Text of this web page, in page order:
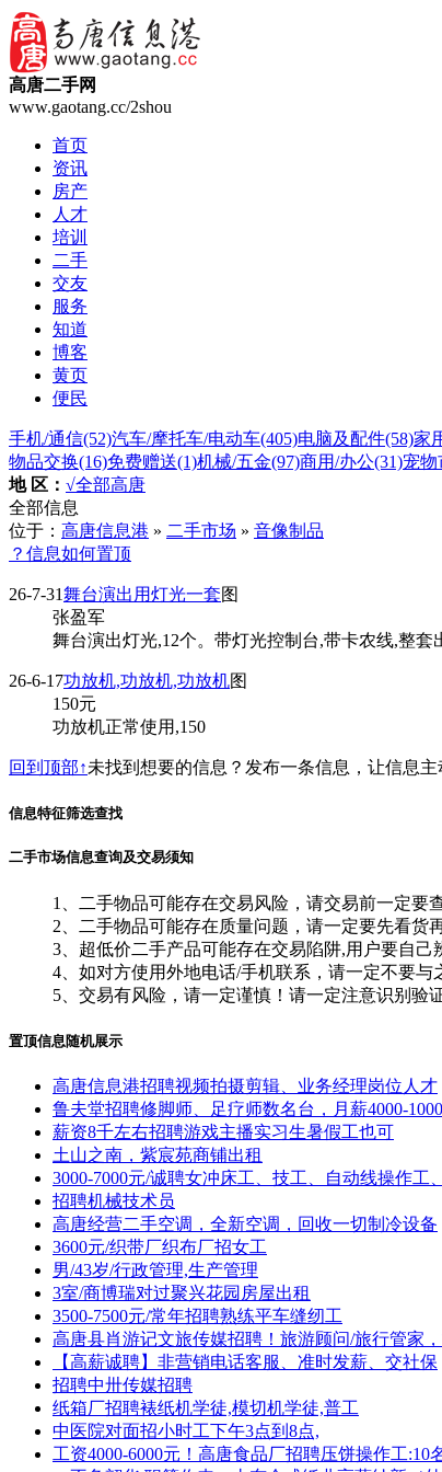
高唐二手网
www.gaotang.cc/2shou
首页
资讯
房产
人才
培训
二手
交友
服务
知道
博客
黄页
便民
手机/通信(52)汽车/摩托车/电动车(405)电脑及配件(58)家
物品交换(16)免费赠送(1)机械/五金(97)商用/办公(31)宠物
地 区： √全部高唐
全部信息
位于： 高唐信息港 » 二手市场 » 音像制品
？信息如何置顶
26-7-31舞台演出用灯光一套图
张盈军
舞台演出灯光,12个。带灯光控制台,带卡农线,整套
26-6-17功放机,功放机,功放机图
150元
功放机正常使用,150
回到顶部↑未找到想要的信息？发布一条信息，让信息主
信息特征筛选查找
二手市场信息查询及交易须知
1、二手物品可能存在交易风险，请交易前一定要
2、二手物品可能存在质量问题，请一定要先看货
3、超低价二手产品可能存在交易陷阱,用户要自己
4、如对方使用外地电话/手机联系，请一定不要与
5、交易有风险，请一定谨慎！请一定注意识别验
置顶信息随机展示
高唐信息港招聘视频拍摄剪辑、业务经理岗位人才
鲁夫堂招聘修脚师、足疗师数名台，月薪4000-
薪资8千左右招聘游戏主播实习生暑假工也可
土山之南，紫宸苑商铺出租
3000-7000元/诚聘女冲床工、技工、自动线操作工
招聘机械技术员
高唐经营二手空调，全新空调，回收一切制冷设备
3600元/织带厂织布厂招女工
男/43岁/行政管理,生产管理
3室/商博瑞对过聚兴花园房屋出租
3500-7500元/常年招聘熟练平车缝纫工
高唐县肖游记文旅传媒招聘！旅游顾问/旅行管家
【高薪诚聘】非营销电话客服、准时发薪、交社保
招聘中卅传媒招聘
纸箱厂招聘裱纸机学徒,模切机学徒,普工
中医院对面招小时工下午3点到8点,
工资4000-6000元！高唐食品厂招聘压饼操作工